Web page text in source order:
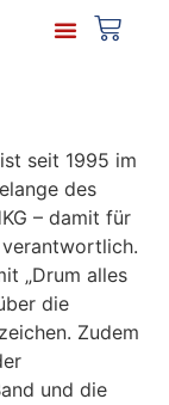
seit 1995 im
des
– damit für
„Drum alles
die
Zudem
und die